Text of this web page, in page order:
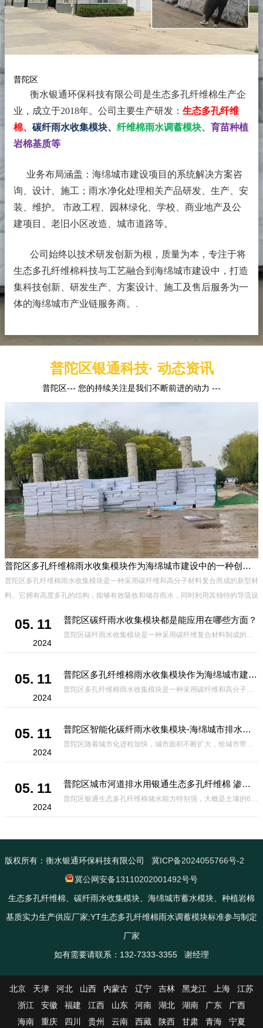
普陀区
衡水银通环保科技有限公司是生态多孔纤维棉生产企
业，成立于2018年。 公司主要生产研发： 生态多孔纤维
棉、 碳纤雨水收集模块、 纤维棉雨水调蓄模块、 育苗种植
岩棉基质等
业务布局涵盖：海绵城市建设项目的系统解决方案咨
询、设计、施工；雨水净化处理相关产品研发、生产、安
装、维护。 市政工程、园林绿化、学校、商业地产及公
建项目、老旧小区改造、城市道路等。
公司始终以技术研发创新为根，质量为本，专注于将
生态多孔纤维棉科技与工艺融合到海绵城市建设中，打造
集科技创新、研发生产、方案设计、施工及售后服务为一
体的海绵城市产业链服务商。
普陀区银通科技· 动态资讯
普陀区--- 您的持续关注是我们不断前进的动力 ---
普陀区多孔纤维棉雨水收集模块作为海绵城市建设中的一种创新材料
普陀区多孔纤维棉雨水收集模块是一种采用碳纤维和高分子材料复合而成的新型材
料。它拥有高度多孔的结构，能够有效吸收和储存雨水，同时利用其独特的导流设
05. 11
2024
普陀区碳纤雨水收集模块都是能应用在哪些方面？
普陀区碳纤雨水收集模块是一种采用碳纤维复合材料制成的雨水收集装置，具有*、环保、可持续等诸多优点。这种模块的设计独特，结构轻巧且强度高，耐腐蚀，能够在各种环境条件下稳定运行。其广泛的应用领域不仅体现在城市规
05. 11
2024
普陀区多孔纤维棉雨水收集模块作为海绵城市建设中的一种创新材料
普陀区多孔纤维棉雨水收集模块是一种采用碳纤维和高分子材料复合而成的新型材料。它拥有高度多孔的结构，能够有效吸收和储存雨水，同时利用其独特的导流设计，将雨水迅速排出，有效防止城市内涝的发生。此外，该材料还具有
05. 11
2024
普陀区智能化碳纤雨水收集模块-海绵城市排水蓄水系统的优选项
普陀区随着城市化进程加快，城市面积不断扩大，给城市带来的问题也随之增加。其中之一就是水资源的短缺。雨水收集是一种解决城市水资源短缺的有效途径。在雨水收集技术中，智能化碳纤雨水收集模块的出现，为解决城市水资源
05. 11
2024
普陀区城市河道排水用银通生态多孔纤维棉 渗透性好重量轻
普陀区银通生态多孔纤维棉储水能力特别强，大概是土壤的6倍，所以在下暴雨或者是严重的雨雪天气时，能将降水量很好的吸收掉，到了天气晴朗之后又会将这些水分蒸发到空气中。这种材料在绿化环保上能起到很大的作用，能够大
版权所有：衡水银通环保科技有限公司
冀ICP备2024055766号-2
冀公网安备13110202001492号号
生态多孔纤维棉、碳纤雨水收集模块、海绵城市蓄水模块、种植岩棉
基质实力生产供应厂家;YT生态多孔纤维棉雨水调蓄模块标准参与制定
厂家
如有需要请联系：132-7333-3355 谢经理
北京 天津 河北 山西 内蒙古 辽宁 吉林 黑龙江 上海
江苏
浙江
安徽 福建 江西 山东 河南 湖北 湖南 广东
广西
海南
重庆 四川 贵州 云南 西藏 陕西 甘肃 青海 宁夏